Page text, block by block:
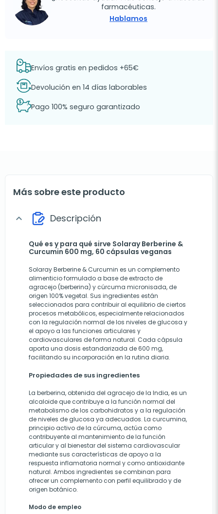
farmacéuticas.
Hablamos
Envíos gratis en pedidos +65€
Devolución en 14 días laborables
Pago 100% seguro garantizado
Más sobre este producto
expand_more Descripción
Qué es y para qué sirve Solaray Berberine &
Curcumin 600 mg, 60 cápsulas veganas
Solaray Berberine & Curcumin es un complemento
alimenticio formulado a base de extracto de
agracejo (berberina) y cúrcuma micro­nisada, de
origen 100% vegetal. Sus ingredientes están
seleccionados para contribuir al equilibrio de ciertos
procesos metabólicos, especialmente relacionados
con la regulación normal de los niveles de glucosa y
el apoyo a las funciones articulares y
cardiovasculares de forma natural. Cada cápsula
aporta una dosis estandarizada de 600 mg,
facilitando su incorporación en la rutina diaria.
Propiedades de sus ingredientes
La berberina, obtenida del agracejo de la India, es un
alcaloide que contribuye a la función normal del
metabolismo de los carbohidratos y a la regulación
de niveles de glucosa ya adecuados. La curcumina,
principio activo de la cúrcuma, actúa como
contribuyente al mantenimiento de la función
articular y al bienestar del sistema cardiovascular
mediante sus características de apoyo a la
respuesta inflamatoria normal y como antioxidante
natural. Ambos ingredientes se combinan para
ofrecer un complemento con perfil equilibrado y de
origen botánico.
Modo de empleo